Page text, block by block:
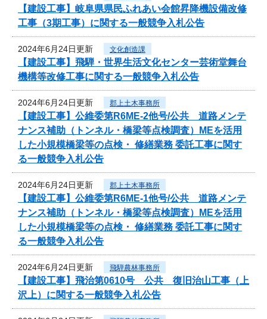
【建設工事】岐阜県県民ふれあい会館昇降機設備改修
工事（3期工事）に関する一般競争入札公告
2024年6月24日更新 文化創造課
【建設工事】飛騨・世界生活文化センター芸術堂舞台
機構等改修工事に関する一般競争入札公告
2024年6月24日更新 郡上土木事務所
【建設工事】公維委第R6ME-2他号/公共 道路メンテ
ナンス補助（トンネル・橋梁等点検調査）MEを活用
した小規模橋梁等の点検・ 修繕業務 委託工事に関す
る一般競争入札公告
2024年6月24日更新 郡上土木事務所
【建設工事】公維委第R6ME-1他号/公共 道路メンテ
ナンス補助（トンネル・橋梁等点検調査）MEを活用
した小規模橋梁等の点検・ 修繕業務 委託工事に関す
る一般競争入札公告
2024年6月24日更新 飛騨農林事務所
【建設工事】飛治第0610号 公共 復旧治山工事（上
沢上）に関する一般競争入札公告